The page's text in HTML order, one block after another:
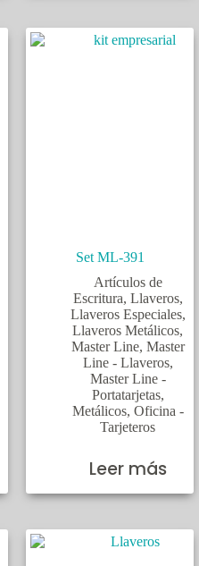
Set ML-391
Artículos de
Escritura, Llaveros,
Llaveros Especiales,
Llaveros Metálicos,
Master Line, Master
Line - Llaveros,
Master Line -
Portatarjetas,
Metálicos, Oficina -
Tarjeteros
Leer más